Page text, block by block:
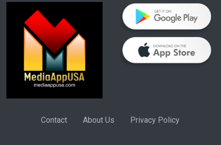
Contact About Us Privacy Policy